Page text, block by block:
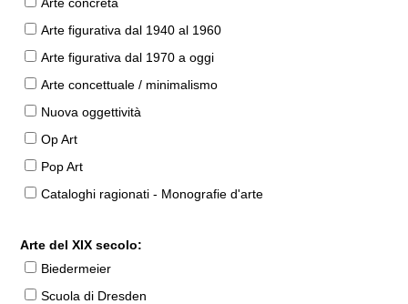
Arte figurativa dal 1940 al 1960
Arte figurativa dal 1970 a oggi
Arte concettuale / minimalismo
Nuova oggettività
Op Art
Pop Art
Cataloghi ragionati - Monografie d'arte
Arte del XIX secolo:
Biedermeier
Scuola di Dresden